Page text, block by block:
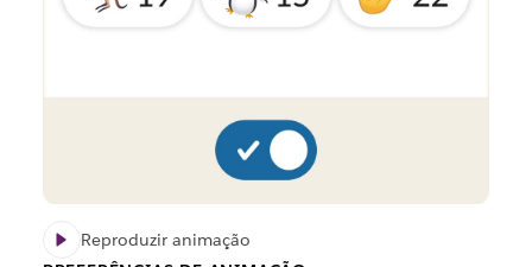
Reproduzir animação